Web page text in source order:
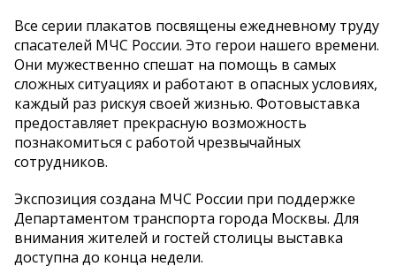
Все серии плакатов посвящены ежедневному труду
спасателей МЧС России. Это герои нашего времени.
Они мужественно спешат на помощь в самых
сложных ситуациях и работают в опасных условиях,
каждый раз рискуя своей жизнью. Фотовыставка
предоставляет прекрасную возможность
познакомиться с работой чрезвычайных
сотрудников.
Экспозиция создана МЧС России при поддержке
Департаментом транспорта города Москвы. Для
внимания жителей и гостей столицы выставка
доступна до конца недели.